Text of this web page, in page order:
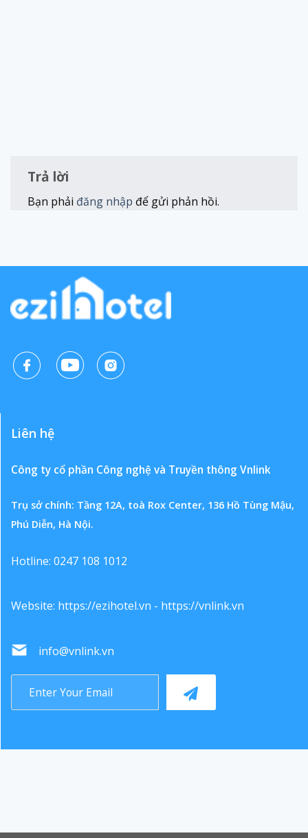
Trả lời
Bạn phải đăng nhập để gửi phản hồi.
Liên hệ
Công ty cổ phần Công nghệ và Truyền thông Vnlink
Trụ sở chính: Tầng 12A, toà Rox Center, 136 Hồ Tùng Mậu,
Phú Diễn, Hà Nội.
Hotline: 0247 108 1012
Website: https://ezihotel.vn - https://vnlink.vn
info@vnlink.vn